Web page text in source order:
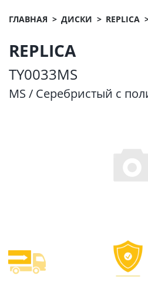
ГЛАВНАЯ ДИСКИ REPLICA
REPLICA
TY0033MS
MS / Серебристый с